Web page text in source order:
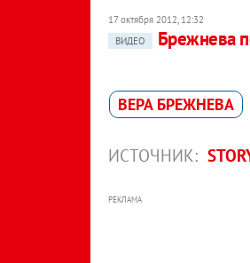
17 октября 2012, 12:32
ВИДЕО
Брежнева
ВЕРА БРЕЖНЕВА
ИСТОЧНИК:
РЕКЛАМА